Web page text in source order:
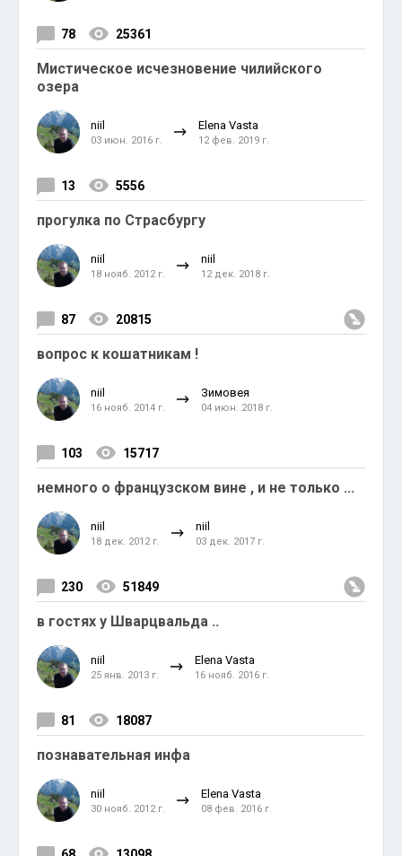
78 25361
Мистическое исчезновение чилийского
озера
niil
03 июн. 2016 г.
Elena Vasta
12 фев. 2019 г.
13 5556
прогулка по Cтрасбургу
niil
18 нояб. 2012 г.
niil
12 дек. 2018 г.
87 20815
вопрос к кошатникам !
niil
16 нояб. 2014 г.
Зимовея
04 июн. 2018 г.
103 15717
немного о французском вине , и не только ...
niil
18 дек. 2012 г.
niil
03 дек. 2017 г.
230 51849
в гостях у Шварцвальда ..
niil
25 янв. 2013 г.
Elena Vasta
16 нояб. 2016 г.
81 18087
познавательная инфа
niil
30 нояб. 2012 г.
Elena Vasta
08 фев. 2016 г.